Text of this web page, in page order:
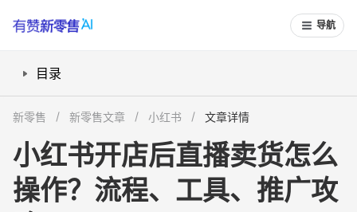
导航
目录
直播过程中，有哪些实用互动技巧可以吸引观众？
商品选品有哪些注意事项，适合小红书直播的品类是什么？
新零售 新零售文章 小红书 文章详情
小红书开店后直播卖货怎么
操作？流程、工具、推广攻